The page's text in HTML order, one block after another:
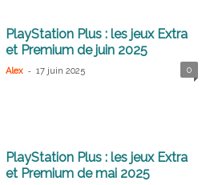
PlayStation Plus : les jeux Extra
et Premium de juin 2025
Alex - 17 juin 2025 0
PlayStation Plus : les jeux Extra
et Premium de mai 2025